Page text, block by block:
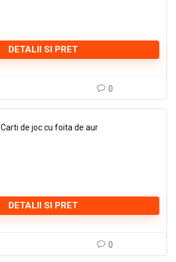
DETALII SI PRET
0
Carti de joc cu foita de aur
DETALII SI PRET
0